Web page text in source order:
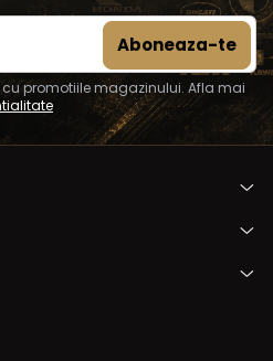
promotiile magazinului. Afla mai